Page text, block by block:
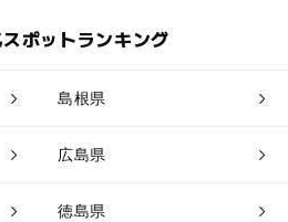
ポットランキング
島根県
広島県
徳島県